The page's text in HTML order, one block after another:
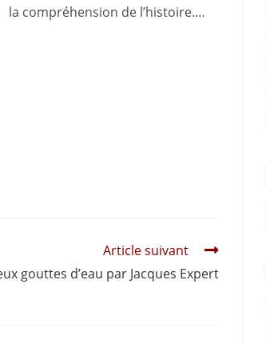
la compréhension de l’histoire.…
Article suivant
gouttes d’eau par Jacques Expert